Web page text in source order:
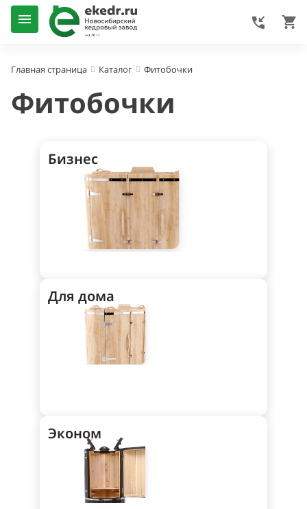
Главная страница Каталог Фитобочки
Фитобочки
Бизнес
Для дома
Эконом